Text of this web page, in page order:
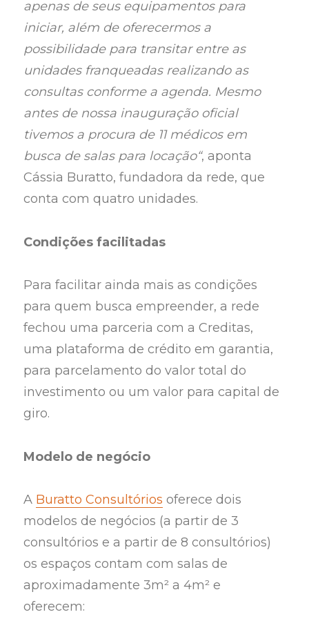
apenas de seus equipamentos para
iniciar, além de oferecermos a
possibilidade para transitar entre as
unidades franqueadas realizando as
consultas conforme a agenda. Mesmo
antes de nossa inauguração oficial
tivemos a procura de 11 médicos em
busca de salas para locação“, aponta
Cássia Buratto, fundadora da rede, que
conta com quatro unidades.
Condições facilitadas
Para facilitar ainda mais as condições
para quem busca empreender, a rede
fechou uma parceria com a Creditas,
uma plataforma de crédito em garantia,
para parcelamento do valor total do
investimento ou um valor para capital de
giro.
Modelo de negócio
A Buratto Consultórios oferece dois
modelos de negócios (a partir de 3
consultórios e a partir de 8 consultórios)
os espaços contam com salas de
aproximadamente 3m² a 4m² e
oferecem: